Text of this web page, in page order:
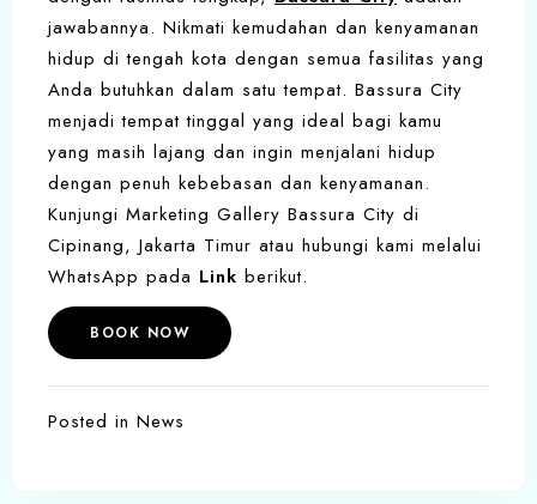
jawabannya. Nikmati kemudahan dan kenyamanan
hidup di tengah kota dengan semua fasilitas yang
Anda butuhkan dalam satu tempat. Bassura City
menjadi tempat tinggal yang ideal bagi kamu
yang masih lajang dan ingin menjalani hidup
dengan penuh kebebasan dan kenyamanan.
Kunjungi Marketing Gallery Bassura City di
Cipinang, Jakarta Timur atau hubungi kami melalui
WhatsApp pada Link berikut.
BOOK NOW
Posted in News